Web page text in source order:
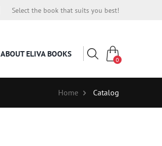
Select the book that suits you best!
ABOUT ELIVA BOOKS
0
Home Catalog